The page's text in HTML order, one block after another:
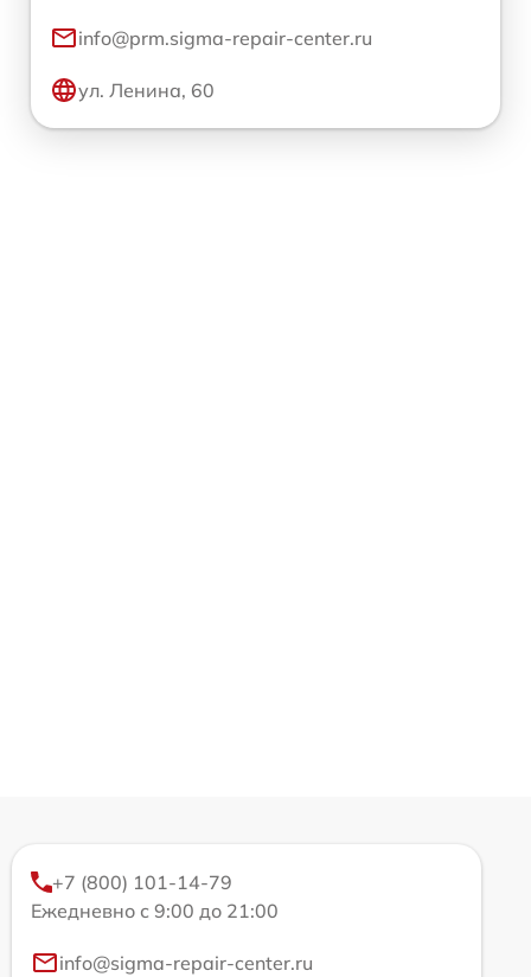
info@prm.sigma-repair-center.ru
ул. Ленина, 60
+7 (800) 101-14-79
Ежедневно с 9:00 до 21:00
info@sigma-repair-center.ru